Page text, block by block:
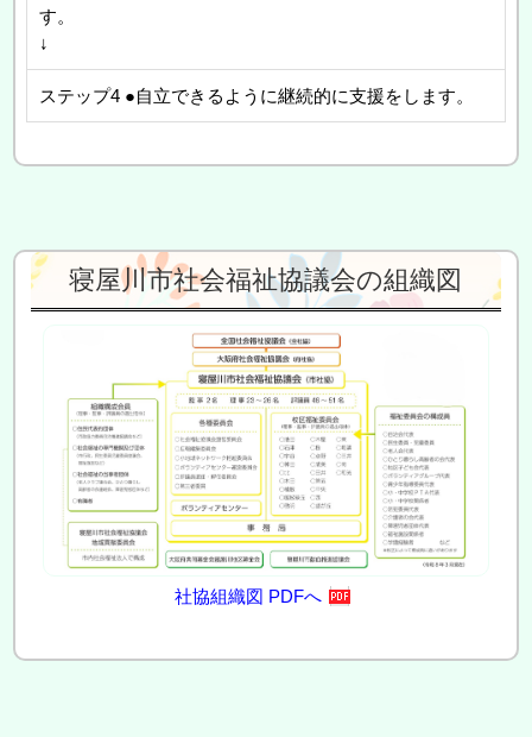
す。
↓
ステップ4 ●自立できるように継続的に支援をします。
寝屋川市社会福祉協議会の組織図
社協組織図 PDFへ